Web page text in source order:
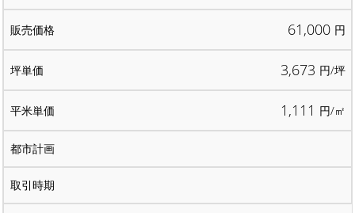
61,000 円
3,673 円/坪
1,111 円/㎡